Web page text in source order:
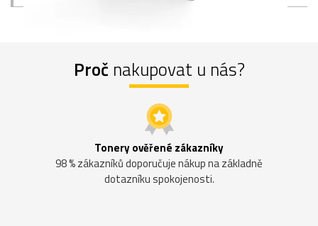
Proč nakupovat u nás?
Tonery ověřené zákazníky
98 % zákazníků doporučuje nákup na základně
dotazníku spokojenosti.